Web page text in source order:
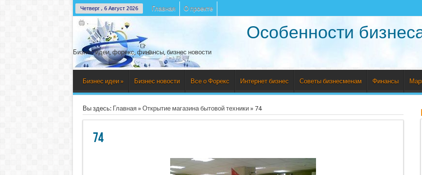
Четверг , 6 Август 2026 Главная О проекте
Особенности
Бизнес идеи, форекс, финансы, бизнес новости
Бизнес идеи » Бизнес новости Все о Форекс Интернет бизнес Советы бизнесменам Финансы
Вы здесь: Главная» Открытие магазина бытовой техники» 74
74